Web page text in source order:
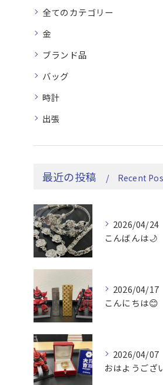
全てのカテゴリー
金
ブランド品
バッグ
時計
出張
最近の投稿 Recent
2026/04/24
こんばんは🌙
2026/04/17
こんにちは😊
2026/04/07
おはようござ